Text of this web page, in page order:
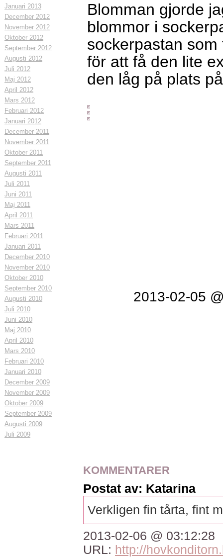
Januari 2013
December 2012
November 2012
Oktober 2012
September 2012
Augusti 2012
Juli 2012
Maj 2012
April 2012
Mars 2012
Februari 2012
Januari 2012
December 2011
November 2011
Oktober 2011
September 2011
Augusti 2011
Juli 2011
Juni 2011
Maj 2011
April 2011
Mars 2011
Februari 2011
Januari 2011
December 2010
November 2010
Oktober 2010
September 2010
Augusti 2010
Juli 2010
Juni 2010
Maj 2010
April 2010
Mars 2010
Februari 2010
Januari 2010
December 2009
November 2009
Oktober 2009
September 2009
Augusti 2009
Juli 2009
Blomman gjorde
blommor i
sockerpastan
för att få den lite
den låg på plats
2013-02-05
KOMMENTARER
Postat av: Katarina
Verkligen fin tårta, fint
2013-02-06 @ 03:12:28
URL: http://